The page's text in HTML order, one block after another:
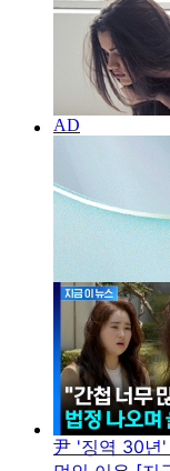
尹 '징역 30년'